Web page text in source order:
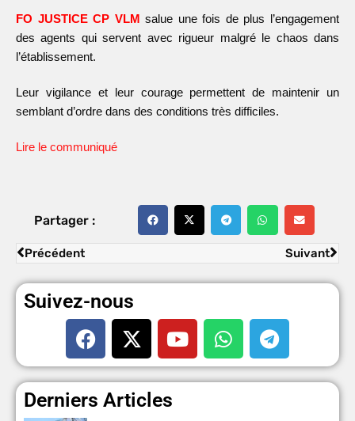
FO JUSTICE CP VLM salue une fois de plus l’engagement
des agents qui servent avec rigueur malgré le chaos dans
l’établissement.
Leur vigilance et leur courage permettent de maintenir un
semblant d’ordre dans des conditions très difficiles.
Lire le communiqué
Partager :
Précédent Suivant
Suivez-nous
Derniers Articles